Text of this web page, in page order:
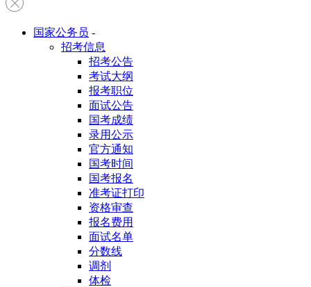
国家公务员 -
招考信息
招考公告
考试大纲
报考职位
面试公告
国考成绩
录用公示
官方通知
国考时间
国考报名
准考证打印
资格审查
报名费用
面试名单
分数线
调剂
体检